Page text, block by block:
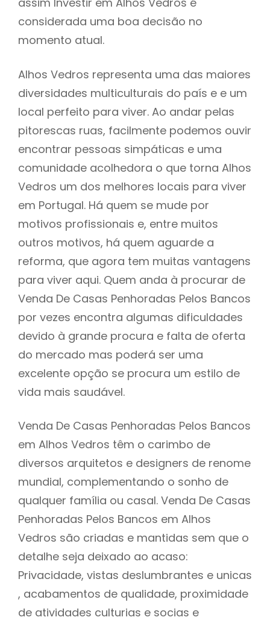
considerada uma boa decisão no
momento atual.
Alhos Vedros representa uma das maiores
diversidades multiculturais do país e e um
local perfeito para viver. Ao andar pelas
pitorescas ruas, facilmente podemos ouvir
encontrar pessoas simpáticas e uma
comunidade acolhedora o que torna Alhos
Vedros um dos melhores locais para viver
em Portugal. Há quem se mude por
motivos profissionais e, entre muitos
outros motivos, há quem aguarde a
reforma, que agora tem muitas vantagens
para viver aqui. Quem anda à procurar de
Venda De Casas Penhoradas Pelos Bancos
por vezes encontra algumas dificuldades
devido à grande procura e falta de oferta
do mercado mas poderá ser uma
excelente opção se procura um estilo de
vida mais saudável.
Venda De Casas Penhoradas Pelos Bancos
em Alhos Vedros têm o carimbo de
diversos arquitetos e designers de renome
mundial, complementando o sonho de
qualquer família ou casal. Venda De Casas
Penhoradas Pelos Bancos em Alhos
Vedros são criadas e mantidas sem que o
detalhe seja deixado ao acaso:
Privacidade, vistas deslumbrantes e unicas
, acabamentos de qualidade, proximidade
de atividades culturias e socias e